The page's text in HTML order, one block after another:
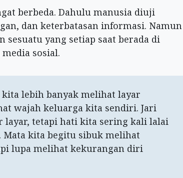
berbeda. Dahulu manusia diuji
dan keterbatasan informasi. Namun
yang setiap saat berada di
sosial.
lebih banyak melihat layar
wajah keluarga kita sendiri. Jari
tetapi hati kita sering kali lalai
kita begitu sibuk melihat
lupa melihat kekurangan diri